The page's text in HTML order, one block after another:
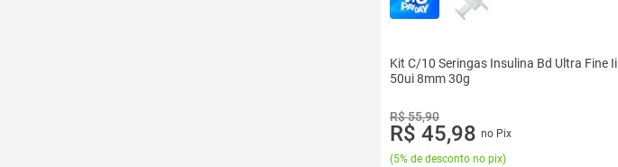
Kit C/10 Seringas Insulina Bd Ultra Fine Ii
50ui 8mm 30g
R$ 55,90
R$ 45,98 no Pix
(5% de desconto no pix)